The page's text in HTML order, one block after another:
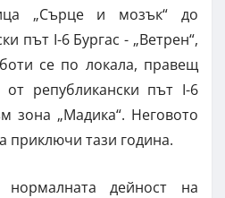
„Сърце и мозък“ до
път I-6 Бургас - „Ветрен“,
се по локала, правещ
от републикански път I-6
зона „Мадика“. Неговото
приключи тази година.
дейност на